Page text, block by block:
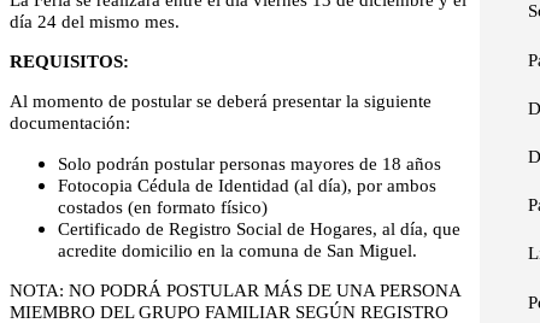
día 24 del mismo mes.
REQUISITOS:
Al momento de postular se deberá presentar la siguiente
documentación:
Solo podrán postular personas mayores de 18 años
Fotocopia Cédula de Identidad (al día), por ambos
costados (en formato físico)
Certificado de Registro Social de Hogares, al día, que
acredite domicilio en la comuna de San Miguel.
NOTA: NO PODRÁ POSTULAR MÁS DE UNA PERSONA
MIEMBRO DEL GRUPO FAMILIAR SEGÚN REGISTRO